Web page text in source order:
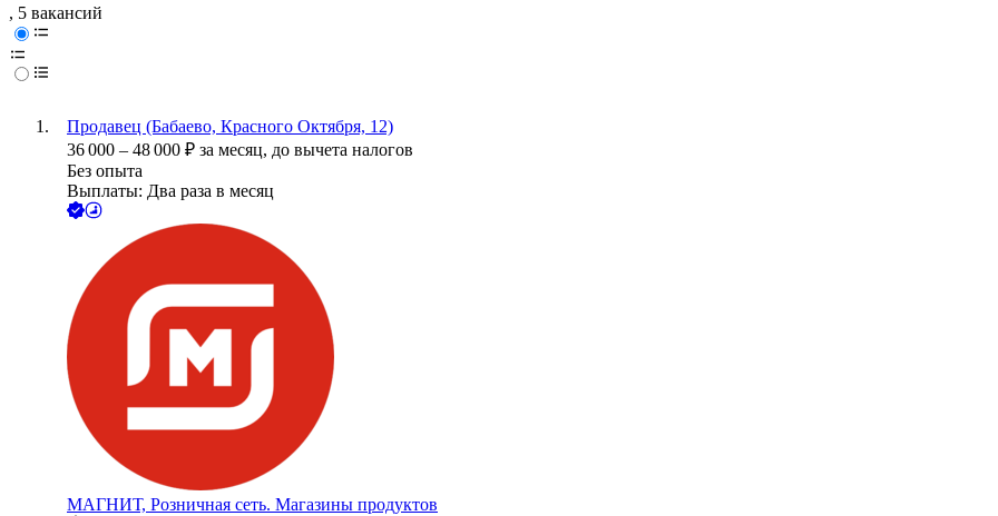
, 5 вакансий
Продавец (Бабаево, Красного Октября, 12)
36 000 – 48 000 ₽ за месяц, до вычета налогов
Без опыта
Выплаты: Два раза в месяц
МАГНИТ, Розничная сеть. Магазины продуктов